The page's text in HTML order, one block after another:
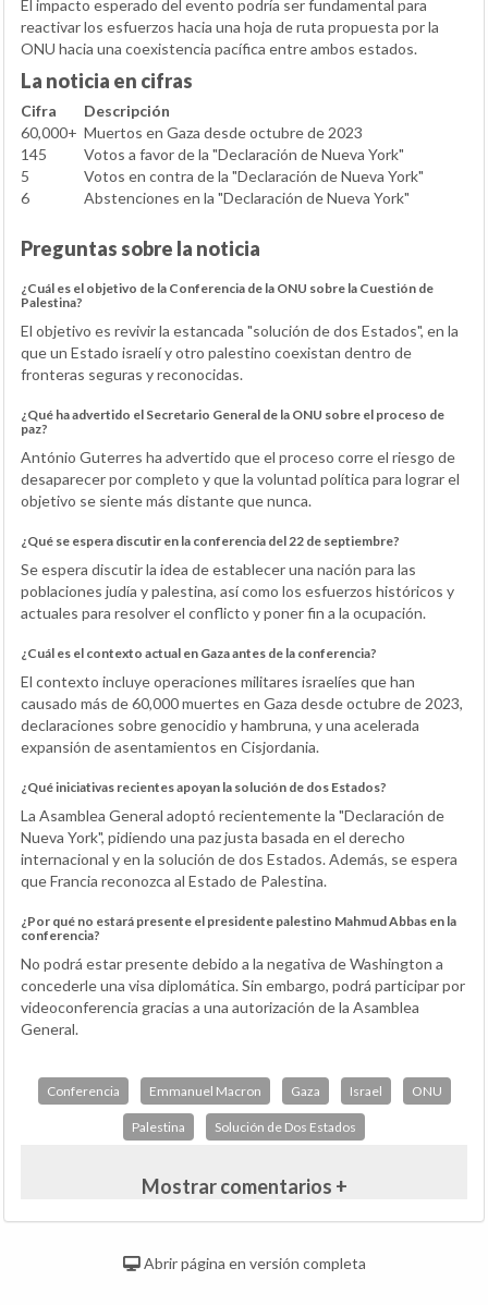
El impacto esperado del evento podría ser fundamental para
reactivar los esfuerzos hacia una hoja de ruta propuesta por la
ONU hacia una coexistencia pacífica entre ambos estados.
La noticia en cifras
Cifra
Descripción
60,000+ Muertos en Gaza desde octubre de 2023
145
Votos a favor de la "Declaración de Nueva York"
5
Votos en contra de la "Declaración de Nueva York"
6
Abstenciones en la "Declaración de Nueva York"
Preguntas sobre la noticia
¿Cuál es el objetivo de la Conferencia de la ONU sobre la Cuestión de
Palestina?
El objetivo es revivir la estancada "solución de dos Estados", en la
que un Estado israelí y otro palestino coexistan dentro de
fronteras seguras y reconocidas.
¿Qué ha advertido el Secretario General de la ONU sobre el proceso de
paz?
António Guterres ha advertido que el proceso corre el riesgo de
desaparecer por completo y que la voluntad política para lograr el
objetivo se siente más distante que nunca.
¿Qué se espera discutir en la conferencia del 22 de septiembre?
Se espera discutir la idea de establecer una nación para las
poblaciones judía y palestina, así como los esfuerzos históricos y
actuales para resolver el conflicto y poner fin a la ocupación.
¿Cuál es el contexto actual en Gaza antes de la conferencia?
El contexto incluye operaciones militares israelíes que han
causado más de 60,000 muertes en Gaza desde octubre de 2023,
declaraciones sobre genocidio y hambruna, y una acelerada
expansión de asentamientos en Cisjordania.
¿Qué iniciativas recientes apoyan la solución de dos Estados?
La Asamblea General adoptó recientemente la "Declaración de
Nueva York", pidiendo una paz justa basada en el derecho
internacional y en la solución de dos Estados. Además, se espera
que Francia reconozca al Estado de Palestina.
¿Por qué no estará presente el presidente palestino Mahmud Abbas en la
conferencia?
No podrá estar presente debido a la negativa de Washington a
concederle una visa diplomática. Sin embargo, podrá participar por
videoconferencia gracias a una autorización de la Asamblea
General.
Conferencia Emmanuel Macron Gaza Israel ONU
Palestina Solución de Dos Estados
Mostrar comentarios +
Abrir página en versión completa